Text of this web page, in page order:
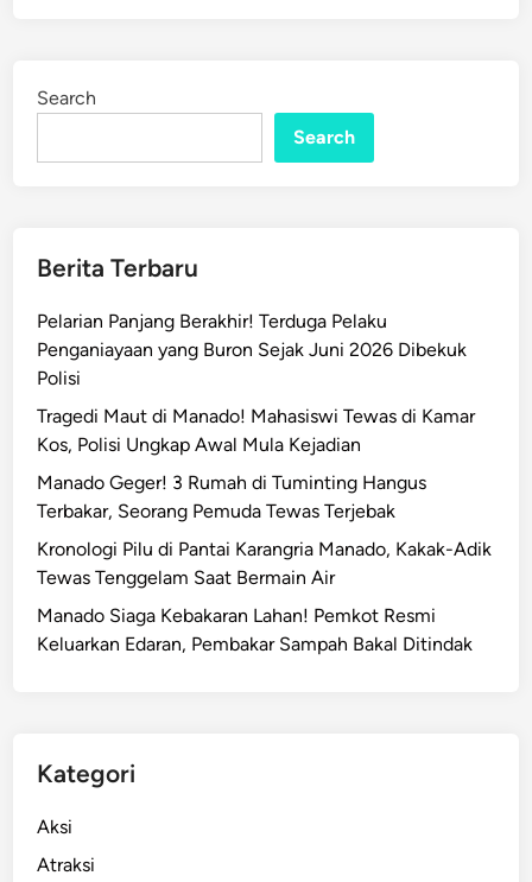
Search
Search
Berita Terbaru
Pelarian Panjang Berakhir! Terduga Pelaku
Penganiayaan yang Buron Sejak Juni 2026 Dibekuk
Polisi
Tragedi Maut di Manado! Mahasiswi Tewas di Kamar
Kos, Polisi Ungkap Awal Mula Kejadian
Manado Geger! 3 Rumah di Tuminting Hangus
Terbakar, Seorang Pemuda Tewas Terjebak
Kronologi Pilu di Pantai Karangria Manado, Kakak-Adik
Tewas Tenggelam Saat Bermain Air
Manado Siaga Kebakaran Lahan! Pemkot Resmi
Keluarkan Edaran, Pembakar Sampah Bakal Ditindak
Kategori
Aksi
Atraksi